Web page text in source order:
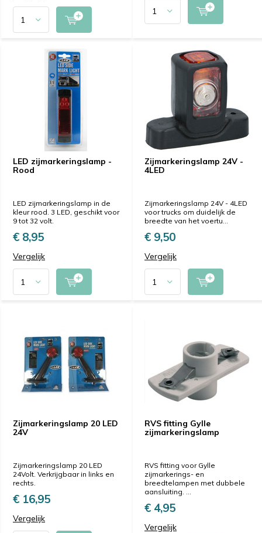
LED zijmarkeringslamp -
Rood
LED zijmarkeringslamp in de
kleur rood. 3 LED, geschikt voor
9 tot 32 volt.
€ 8,95
Vergelijk
Zijmarkeringslamp 24V -
4LED
Zijmarkeringslamp 24V - 4LED
voor trucks om duidelijk de
breedte van het voertu...
€ 9,50
Vergelijk
Zijmarkeringslamp 20 LED
24V
Zijmarkeringslamp 20 LED
24Volt. Verkrijgbaar in links en
rechts.
€ 16,95
Vergelijk
RVS fitting Gylle
zijmarkeringslamp
RVS fitting voor Gylle
zijmarkerings- en
breedtelampen met dubbele
aansluiting. ...
€ 4,95
Vergelijk